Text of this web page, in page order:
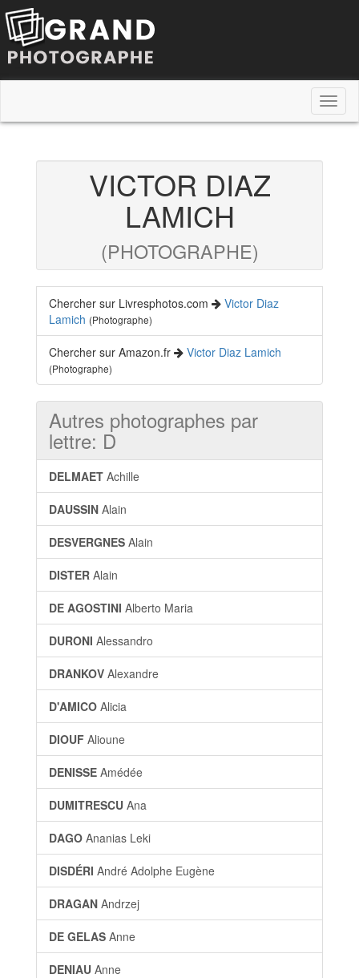
VICTOR DIAZ
LAMICH
(PHOTOGRAPHE)
Chercher sur Livresphotos.com
Victor Diaz
Lamich (Photographe)
Chercher sur Amazon.fr Victor Diaz Lamich
(Photographe)
Autres photographes par
lettre: D
DELMAET Achille
DAUSSIN Alain
DESVERGNES Alain
DISTER Alain
DE AGOSTINI Alberto Maria
DURONI Alessandro
DRANKOV Alexandre
D'AMICO Alicia
DIOUF Alioune
DENISSE Amédée
DUMITRESCU Ana
DAGO Ananias Leki
DISDÉRI André Adolphe Eugène
DRAGAN Andrzej
DE GELAS Anne
DENIAU Anne